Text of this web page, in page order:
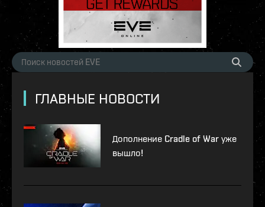
ГЛАВНЫЕ НОВОСТИ
Дополнение Cradle of War уже
вышло!